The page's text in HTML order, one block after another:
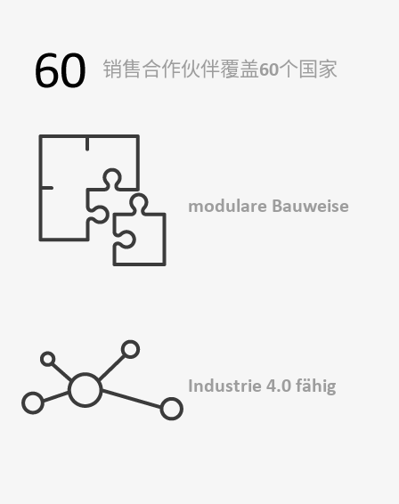
销售合作伙伴覆盖60个国家
modulare Bauweise
Industrie 4.0 fähig